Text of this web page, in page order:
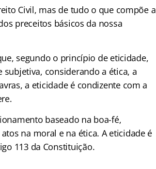
Civil, mas de tudo o que compõe a
preceitos básicos da nossa
segundo o princípio de eticidade,
considerando a ética, a
a eticidade é condizente com a
baseado na boa-fé,
na moral e na ética. A eticidade é
113 da Constituição.